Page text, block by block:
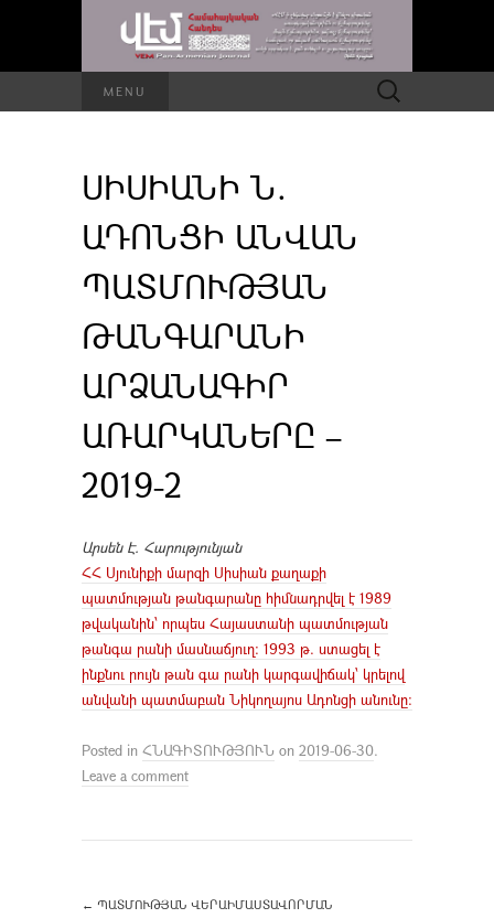
MENU Որոնել՝
ՍԻՍԻԱՆԻ Ն.
ԱԴՈՆՑԻ ԱՆՎԱՆ
ՊԱՏՄՈՒԹՅԱՆ
ԹԱՆԳԱՐԱՆԻ
ԱՐՁԱՆԱԳԻՐ
ԱՌԱՐԿԱՆԵՐԸ –
2019-2
Արսեն Է. Հարությունյան
ՀՀ Սյունիքի մարզի Սիսիան քաղաքի
պատմության թանգարանը հիմնադրվել է 1989
թվականին՝ որպես Հայաստանի պատմության
թանգա րանի մասնաճյուղ: 1993 թ. ստացել է
ինքնու րույն թան գա րանի կարգավիճակ՝ կրելով
անվանի պատմաբան Նիկողայոս Ադոնցի անունը:
Posted in ՀՆԱԳԻՏՈՒԹՅՈՒՆ on 2019-06-30.
Leave a comment
← ՊԱՏՄՈՒԹՅԱՆ ՎԵՐԱԻՄԱՍՏԱՎՈՐՄԱՆ